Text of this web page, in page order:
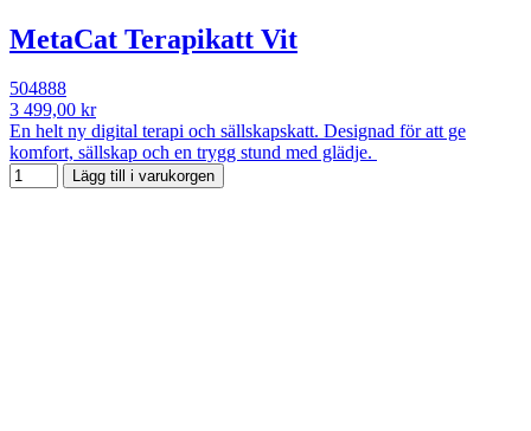
MetaCat Terapikatt Vit
504888
3 499,00 kr
En helt ny digital terapi och sällskapskatt. Designad för att ge
komfort, sällskap och en trygg stund med glädje.
Lägg till i varukorgen